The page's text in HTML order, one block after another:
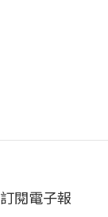
訂閱電子報